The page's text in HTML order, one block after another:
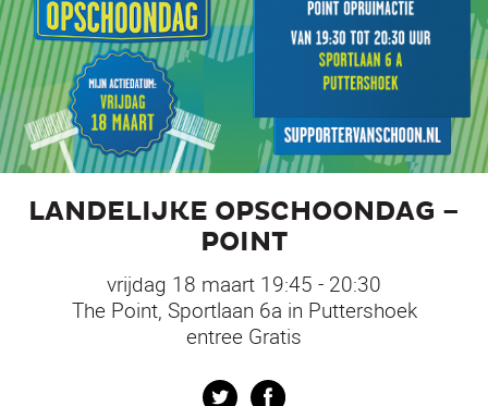
LANDELIJKE OPSCHOONDAG –
POINT
vrijdag 18 maart 19:45 - 20:30
The Point, Sportlaan 6a in Puttershoek
entree Gratis
Twitter